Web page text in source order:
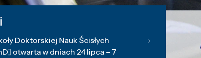
Doktorskiej Nauk Ścisłych
otwarta w dniach 24 lipca – 7